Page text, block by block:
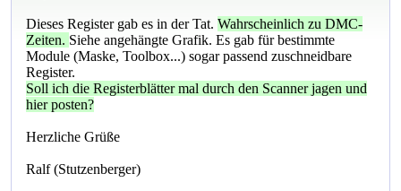
Dieses Register gab es in der Tat.Wahrscheinlich zu DMC-
Zeiten. Siehe angehängte Grafik. Es gab für bestimmte
Module (Maske, Toolbox...) sogar passend zuschneidbare
Register.
Soll ich die Registerblätter mal durch den Scanner jagen und
hier posten?
Herzliche Grüße
Ralf (Stutzenberger)